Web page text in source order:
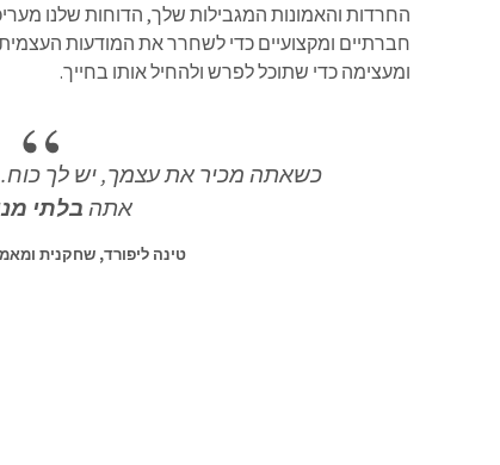
החרדות והאמונות המגבילות שלך, הדוחות שלנו
חברתיים ומקצועיים כדי לשחרר את המודעות
ומעצימה כדי שתוכל לפרש ולהחיל אותו בחייך.
כשאתה מכיר את עצמך, יש לך
אתה בלתי
טינה ליפורד, שחקנית